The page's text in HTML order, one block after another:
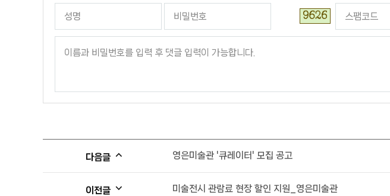
다음글 영은미술관 '큐레이터' 모집 공고
이전글 미술전시 관람료 현장 할인 지원_영은미술관